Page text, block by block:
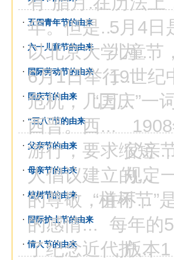
年。但是...
五四青年节的由来
5月4日
以北京大学为...
六一儿童节的由来
儿童节
6月1日举行...
国际劳动节的由来
19世纪
危机，几万...
国庆节的由来
“国庆”一
西晋。西...
“三八”节的由来
1908年
游行，要求缩短...
父亲节的由来
父亲节
人倡议建立的...
母亲节的由来
规定一
的尊敬，并不...
植树节的由来
“植树节”
的感情...
国际护士节的由来
每年的
了纪念近代护...
情人节的由来
版本1：